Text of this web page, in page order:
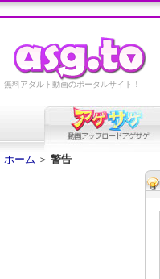
無料アダルト動画のポータルサイト！
ホーム ＞ 警告